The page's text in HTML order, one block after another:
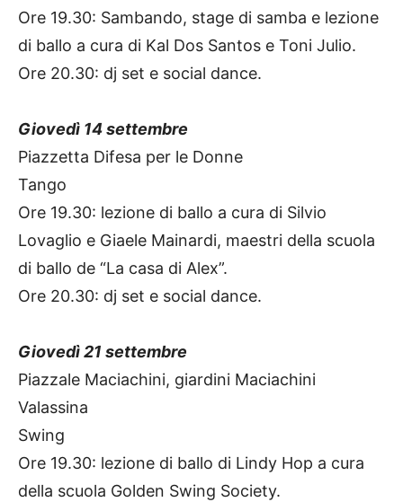
Ore 19.30: Sambando, stage di samba e lezione
di ballo a cura di Kal Dos Santos e Toni Julio.
Ore 20.30: dj set e social dance.
Giovedì 14 settembre
Piazzetta Difesa per le Donne
Tango
Ore 19.30: lezione di ballo a cura di Silvio
Lovaglio e Giaele Mainardi, maestri della scuola
di ballo de “La casa di Alex”.
Ore 20.30: dj set e social dance.
Giovedì 21 settembre
Piazzale Maciachini, giardini Maciachini
Valassina
Swing
Ore 19.30: lezione di ballo di Lindy Hop a cura
della scuola Golden Swing Society.